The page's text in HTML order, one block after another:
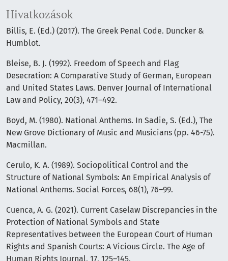
Hivatkozások
Billis, E. (Ed.) (2017). The Greek Penal Code. Duncker &
Humblot.
Bleise, B. J. (1992). Freedom of Speech and Flag
Desecration: A Comparative Study of German, European
and United States Laws. Denver Journal of International
Law and Policy, 20(3), 471–492.
Boyd, M. (1980). National Anthems. In Sadie, S. (Ed.), The
New Grove Dictionary of Music and Musicians (pp. 46-75).
Macmillan.
Cerulo, K. A. (1989). Sociopolitical Control and the
Structure of National Symbols: An Empirical Analysis of
National Anthems. Social Forces, 68(1), 76–99.
Cuenca, A. G. (2021). Current Caselaw Discrepancies in the
Protection of National Symbols and State
Representatives between the European Court of Human
Rights and Spanish Courts: A Vicious Circle. The Age of
Human Rights Journal, 17, 125–145.